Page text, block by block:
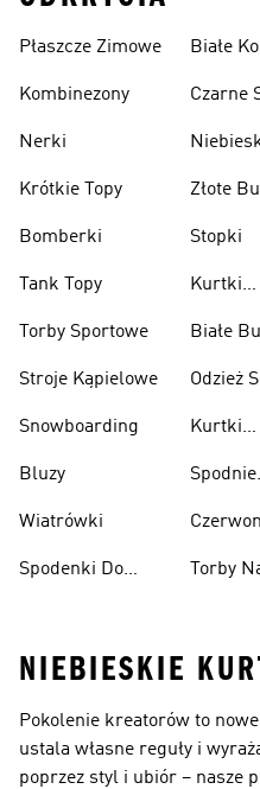
Płaszcze Zimowe
Kombinezony
Nerki
Krótkie Topy
Bomberki
Tank Topy
Torby Sportowe
Stroje Kąpielowe
Snowboarding
Bluzy
Wiatrówki
Spodenki Do
Białe
Czarne
Złote
Stopki
Kurtki
Białe
Odzież
Kurtki
Spodnie
Torby
NIEBIESKIE
Pokolenie kreatorów to
ustala własne reguły i
poprzez styl i ubiór – nasze